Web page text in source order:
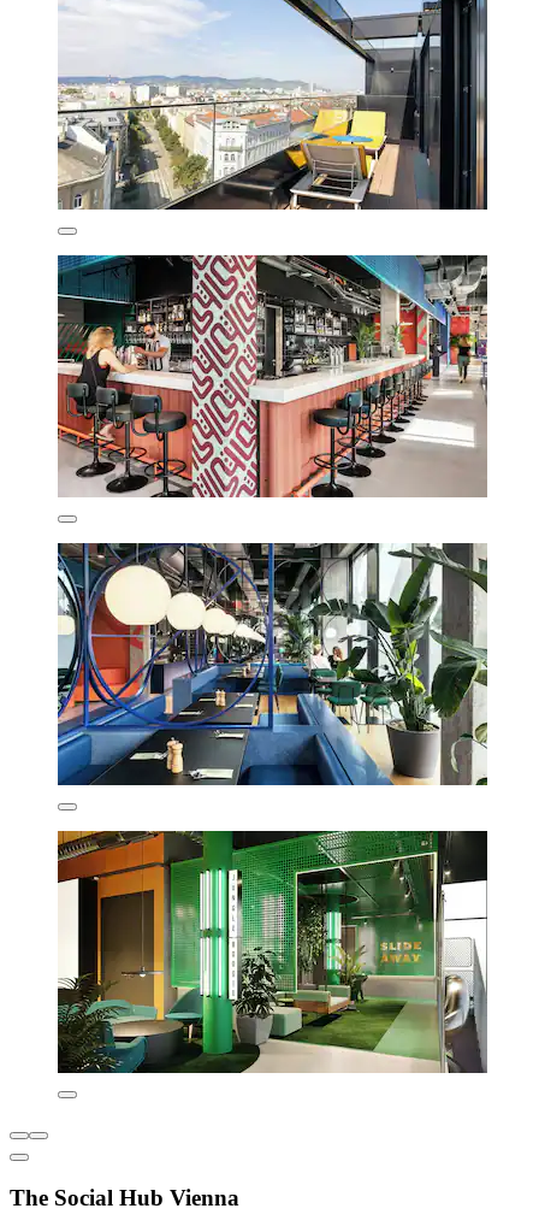
The Social Hub Vienna